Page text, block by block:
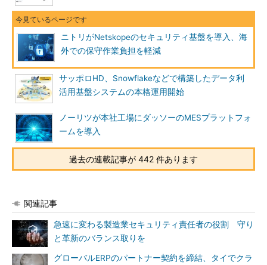
ニトリがNetskopeのセキュリティ基盤を導入、海
外での保守作業負担を軽減
サッポロHD、Snowflakeなどで構築したデータ利
活用基盤システムの本格運用開始
ノーリツが本社工場にダッソーのMESプラットフォ
ームを導入
過去の連載記事が 442 件あります
関連記事
急速に変わる製造業セキュリティ責任者の役割 守り
と革新のバランス取りを
グローバルERPのパートナー契約を締結、タイでクラ